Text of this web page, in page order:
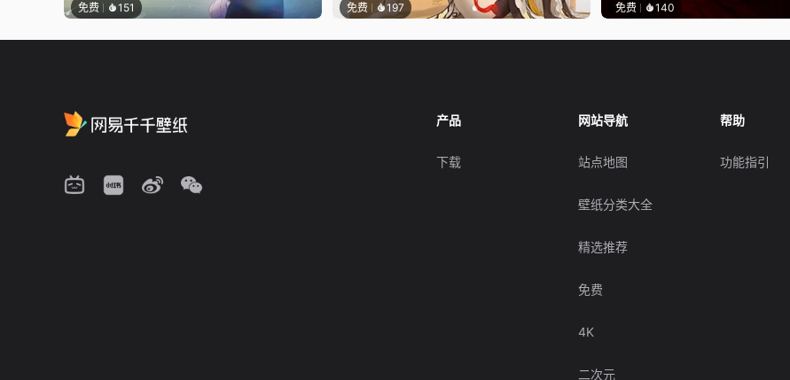
免费 151 免费 197 免费 140
产品
下载
网站导航
站点地图
壁纸分类大全
精选推荐
免费
4K
二次元
帮助
功能指引